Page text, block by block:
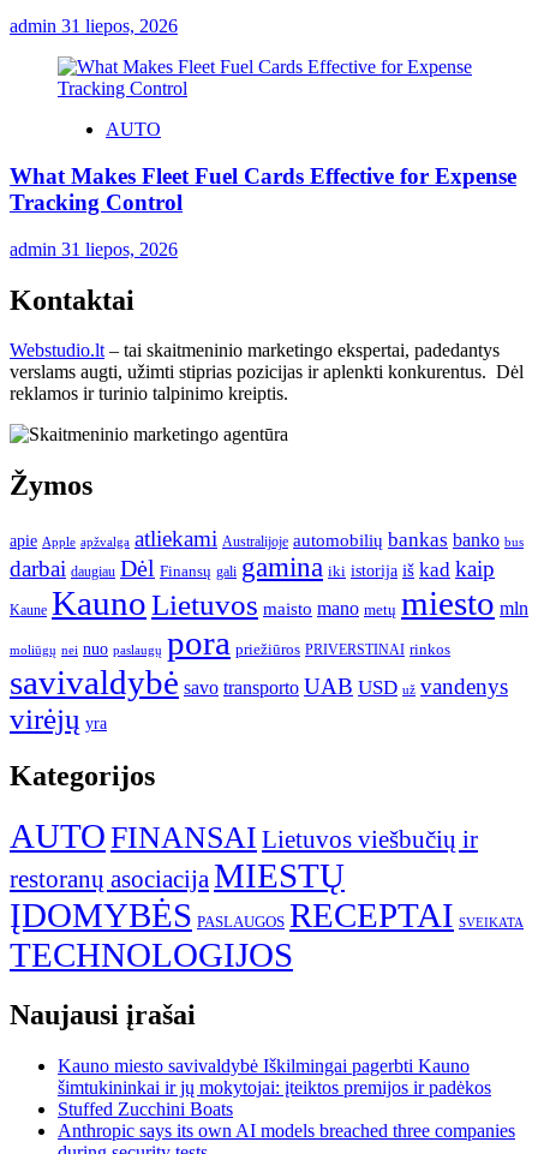
admin 31 liepos, 2026
AUTO
What Makes Fleet Fuel Cards Effective for Expense
Tracking Control
admin 31 liepos, 2026
Kontaktai
Webstudio.lt– tai skaitmeninio marketingo ekspertai, padedantys
verslams augti, užimti stiprias pozicijas ir aplenkti konkurentus. Dėl
reklamos ir turinio talpinimo kreiptis.
Žymos
apie Apple apžvalga atliekami Australijoje automobilių bankas banko bus
darbai daugiau Dėl Finansų gali gamina iki istorija iš kad kaip
Kaune KaunoLietuvos maisto mano metų miesto mln
moliūgų nei nuo paslaugų pora priežiūros PRIVERSTINAI rinkos
savivaldybė savo transporto UAB USD už vandenys
virėjų yra
Kategorijos
AUTOFINANSAI Lietuvos viešbučių ir
restoranų asociacijaMIESTŲ
ĮDOMYBĖS PASLAUGOS RECEPTAI SVEIKATA
TECHNOLOGIJOS
Naujausi įrašai
Kauno miesto savivaldybė Iškilmingai pagerbti Kauno
šimtukininkai ir jų mokytojai: įteiktos premijos ir padėkos
Stuffed Zucchini Boats
Anthropic says its own AI models breached three companies